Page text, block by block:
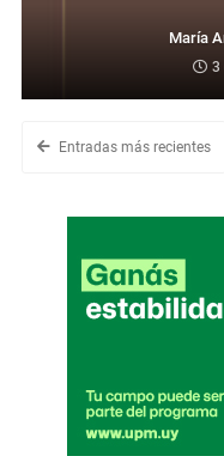
María
3
Entradas más recientes